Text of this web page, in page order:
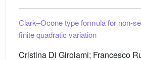
Clark–Ocone type formula for non-
finite quadratic variation
Cristina Di Girolami; Francesco